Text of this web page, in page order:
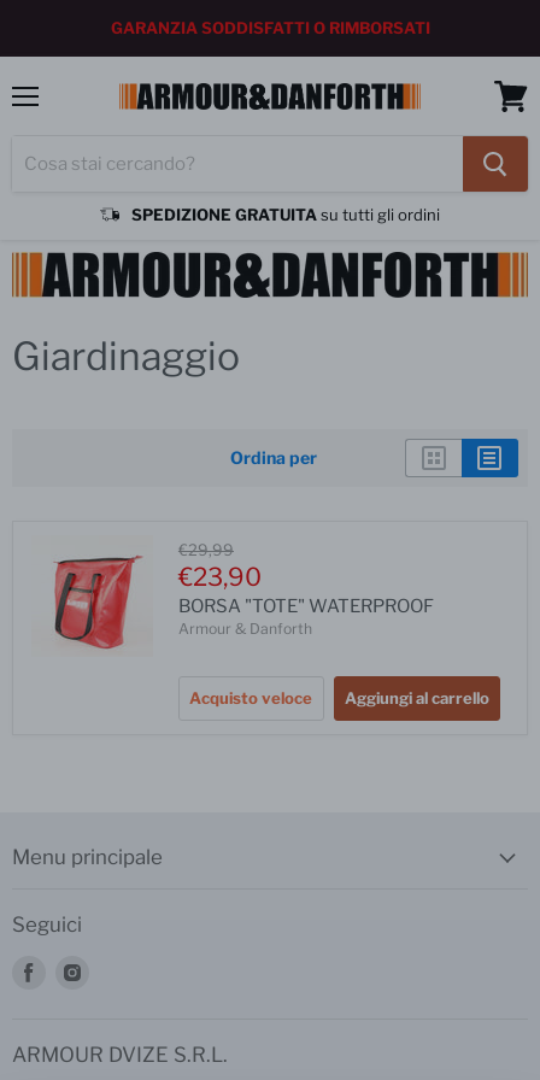
GARANZIA SODDISFATTI O RIMBORSATI
SPEDIZIONE GRATUITAsu tutti gli ordini
Giardinaggio CASSA MUSICA
Giardinaggio
Ordina per
Prezzo
iniziale
€29,99
Prezzo
corrente
€23,90
BORSA "TOTE" WATERPROOF
Armour & Danforth
Acquisto veloce Aggiungi al carrello
Menu principale
Seguici
Trovaci
ARMOUR DVIZE S.R.L.